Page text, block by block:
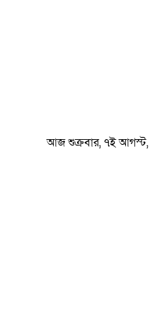
আজ শুক্রবার, ৭ই আগস্ট,